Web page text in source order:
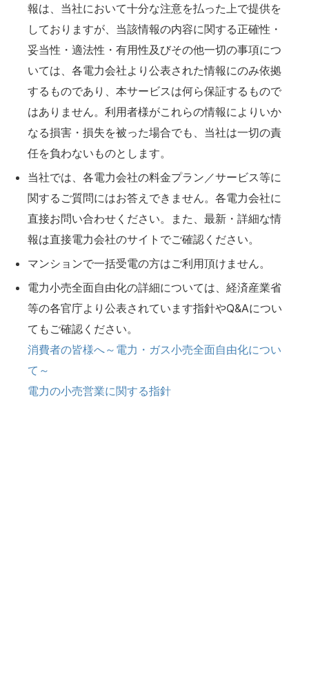
報は、当社において十分な注意を払った上で提供を
しておりますが、当該情報の内容に関する正確性・
妥当性・適法性・有用性及びその他一切の事項につ
いては、各電力会社より公表された情報にのみ依拠
するものであり、本サービスは何ら保証するもので
はありません。利用者様がこれらの情報によりいか
なる損害・損失を被った場合でも、当社は一切の責
任を負わないものとします。
当社では、各電力会社の料金プラン／サービス等に
関するご質問にはお答えできません。各電力会社に
直接お問い合わせください。また、最新・詳細な情
報は直接電力会社のサイトでご確認ください。
マンションで一括受電の方はご利用頂けません。
電力小売全面自由化の詳細については、経済産業省
等の各官庁より公表されています指針やQ&Aについ
てもご確認ください。
消費者の皆様へ～電力・ガス小売全面自由化につい
て～
電力の小売営業に関する指針